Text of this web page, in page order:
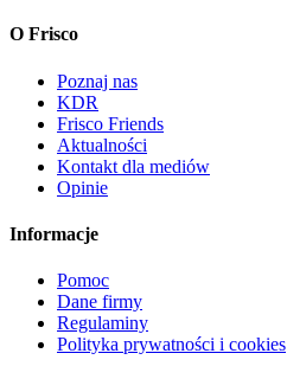
O Frisco
Poznaj nas
KDR
Frisco Friends
Aktualności
Kontakt dla mediów
Opinie
Informacje
Pomoc
Dane firmy
Regulaminy
Polityka prywatności i cookies